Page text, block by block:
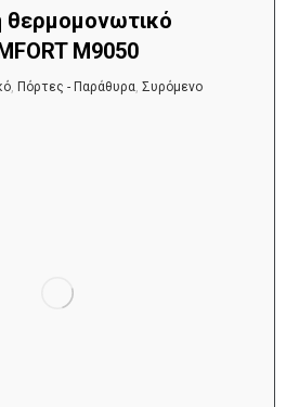
θερμομονωτικό
M9050
, Πόρτες - Παράθυρα,Συρόμενο